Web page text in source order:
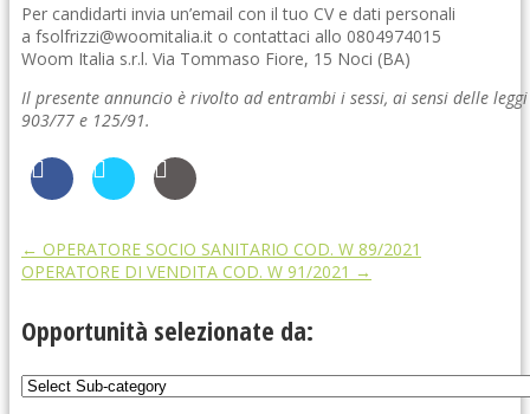
Per candidarti invia un’email con il tuo CV e dati personali
a fsolfrizzi@woomitalia.it o contattaci allo 0804974015
Woom Italia s.r.l. Via Tommaso Fiore, 15 Noci (BA)
Il presente annuncio è rivolto ad entrambi i sessi, ai sensi delle leggi
903/77 e 125/91.
← OPERATORE SOCIO SANITARIO COD. W 89/2021
OPERATORE DI VENDITA COD. W 91/2021 →
Opportunità selezionate da: